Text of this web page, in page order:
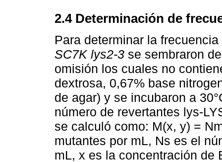
2.4 Determinación de
Para determinar la
SC7K lys2-3 se sembraron
omisión los cuales no
dextrosa, 0,67% base
de agar) y se incubaron a
número de revertantes lys-
se calculó como: M(x, y) =
mutantes por mL, Ns es el
mL, x es la concentración de